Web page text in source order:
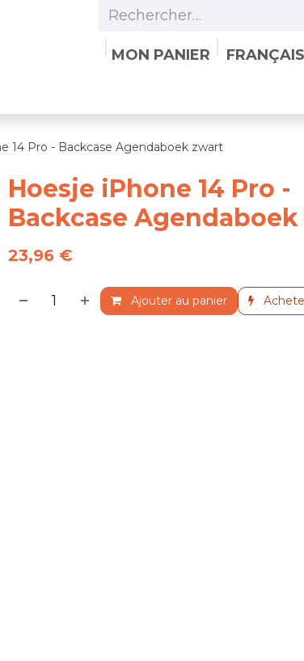
MON PANIER
14 Pro - Backcase Agendaboek zwart
Hoesje iPhone 14 Pro -
Backcase
23,96 €
Ajouter au panier